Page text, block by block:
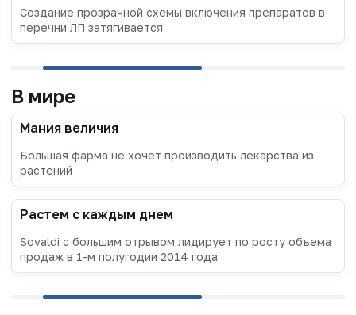
Создание прозрачной схемы включения препаратов в
перечни ЛП затягивается
В мире
Мания величия
Большая фарма не хочет производить лекарства из
растений
Растем с каждым днем
Sovaldi с большим отрывом лидирует по росту объема
продаж в 1-м полугодии 2014 года